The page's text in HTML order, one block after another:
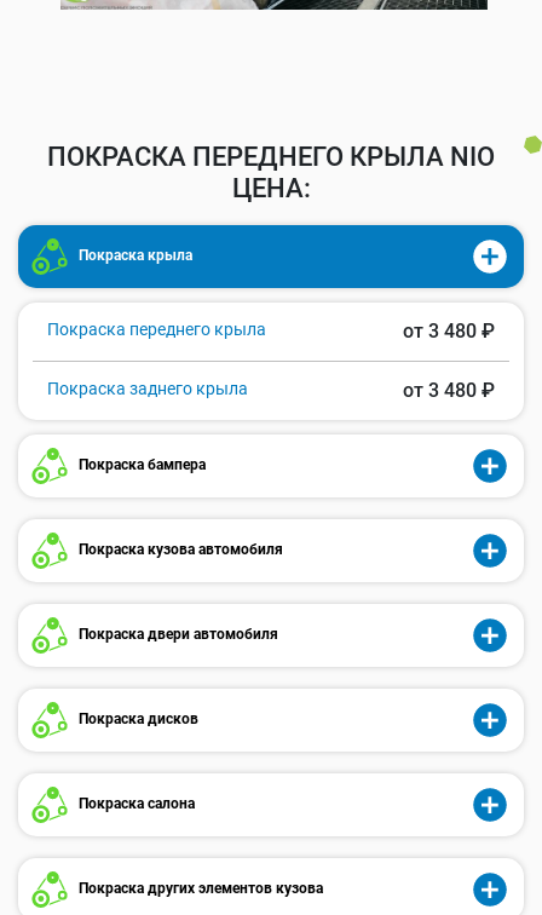
ПОКРАСКА ПЕРЕДНЕГО КРЫЛА NIO
ЦЕНА:
Покраска крыла
Покраска переднего крыла от 3 480 ₽
Покраска заднего крыла от 3 480 ₽
Покраска бампера
Покраска кузова автомобиля
Покраска двери автомобиля
Покраска дисков
Покраска салона
Покраска других элементов кузова